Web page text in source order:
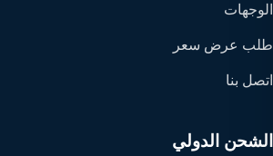
الوجهات
طلب عرض سعر
اتصل بنا
الشحن الدولي